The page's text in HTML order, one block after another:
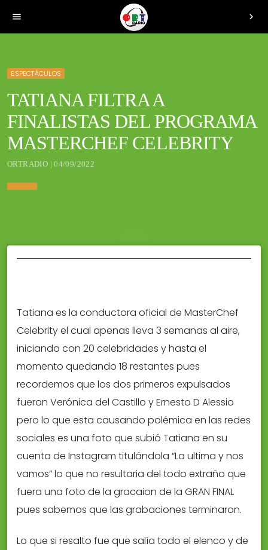
menu chevron_right
ESPECTÁCULOS
TATIANA FILTRA A
FINALISTAS DEL PROGRAMA
MASTERCHEF CELEBRITY
ORTRADIO | 04/09/2022
Tatiana es la conductora oficial de MasterChef
Celebrity el cual apenas lleva 3 semanas al aire,
iniciando con 20 celebridades y hasta el
momento quedando 18 restantes pues
recordemos que los dos primeros expulsados
fueron Verónica del Castillo y Ernesto D Alessio
pero lo que esta causando polémica en las redes
sociales es una foto que subió Tatiana en su
cuenta de Instagram titulándola “La ultima y nos
vamos” lo que no resultaria del todo extraño que
fuera una foto de la gracaion de la GRAN FINAL
pues sabemos que las grabaciones terminaron.
Lo que si resalto fue que salía todo el elenco y de